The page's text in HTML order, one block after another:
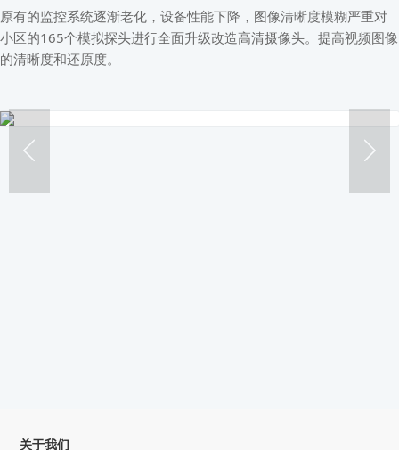
原有的监控系统逐渐老化，设备性能下降，图像清晰度模糊严重对
小区的165个模拟探头进行全面升级改造高清摄像头。提高视频图像
的清晰度和还原度。
关于我们